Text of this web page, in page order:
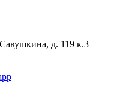
д. 119 к.3